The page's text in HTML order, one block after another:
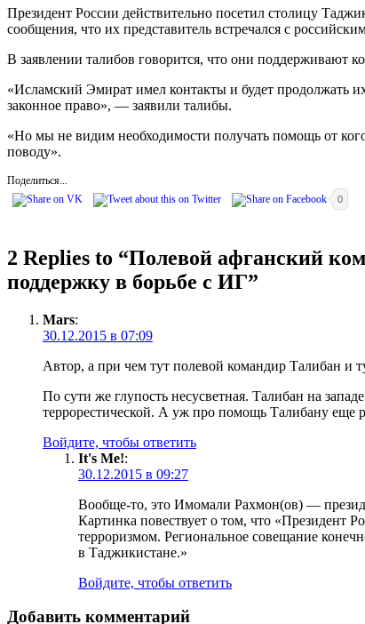
Президент России действительно посетил столицу
сообщения, что их представитель встречался с
В заявлении талибов говорится, что они поддерживают
«Исламский Эмират имел контакты и будет продолжать
законное право», — заявили талибы.
«Но мы не видим необходимости получать помощь от
поводу».
Поделиться...
0
2 Replies to “Полевой афганский
поддержку в борьбе с ИГ”
Mars:
30.12.2015 в 07:09
Автор, а при чем тут полевой командир Талибан и
По сути же глупость несусветная. Талибан на
террорестической. А уж про помощь Талибану еще
Войдите, чтобы ответить
It's Me!:
30.12.2015 в 09:27
Вообще-то, это Имомали Рахмон(ов) —
Картинка повествует о том, что «Президент
терроризмом. Региональное совещание
в Таджикистане.»
Войдите, чтобы ответить
Добавить комментарий